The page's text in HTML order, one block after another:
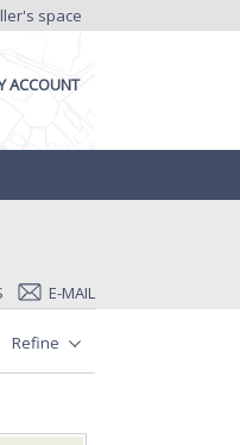
space
ACCOUNT
E-MAIL
Refine